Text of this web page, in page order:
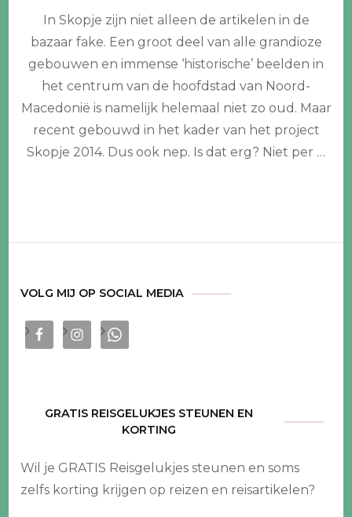
10
aanraders
een
citytrip
Skopje,
Noord-
Macedonië
In Skopje zijn niet alleen de artikelen in de
bazaar fake. Een groot deel van alle grandioze
gebouwen en immense ‘historische’ beelden in
het centrum van de hoofdstad van Noord-
Macedonië is namelijk helemaal niet zo oud. Maar
recent gebouwd in het kader van het project
Skopje 2014. Dus ook nep. Is dat erg? Niet per …
VOLG MIJ OP SOCIAL MEDIA
GRATIS REISGELUKJES STEUNEN EN
KORTING
Wil je GRATIS Reisgelukjes steunen en soms
zelfs korting krijgen op reizen en reisartikelen?